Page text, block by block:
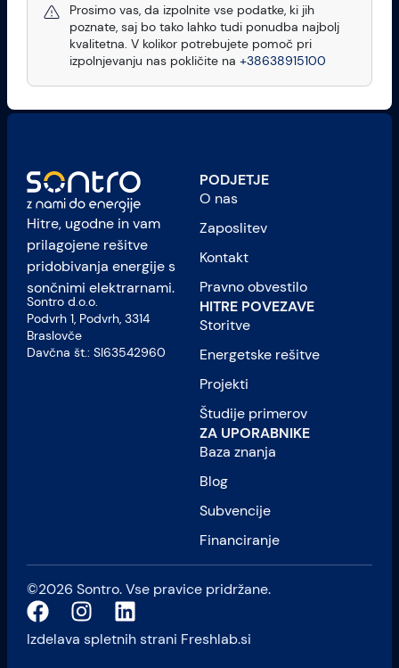
Prosimo vas, da izpolnite vse podatke, ki jih
poznate, saj bo tako lahko tudi ponudba najbolj
kvalitetna. V kolikor potrebujete pomoč pri
izpolnjevanju nas pokličite na+38638915100
Hitre, ugodne in vam
prilagojene rešitve
pridobivanja energije s
sončnimi elektrarnami.
Sontro d.o.o.
Podvrh 1, Podvrh, 3314
Braslovče
Davčna št.: SI63542960
PODJETJE
O nas
Zaposlitev
Kontakt
Pravno obvestilo
HITRE POVEZAVE
Storitve
Energetske rešitve
Projekti
Študije primerov
ZA UPORABNIKE
Baza znanja
Blog
Subvencije
Financiranje
©2026 Sontro. Vse pravice pridržane.
Izdelava spletnih strani Freshlab.si